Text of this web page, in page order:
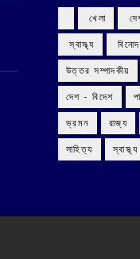
‌ খেলা
‌ স্বাস্থ্য
উত্তর সম্পাদকীয়
দেশ - বিদেশ
ভ্রমন রাজ্য
সাহিত্য স্বাস্থ্য